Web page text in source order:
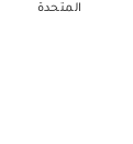
المتحدة